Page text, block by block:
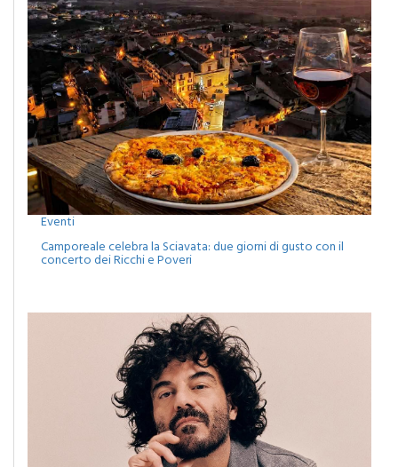
Eventi
Camporeale celebra la Sciavata: due giorni di gusto con il